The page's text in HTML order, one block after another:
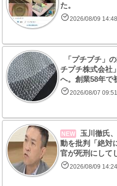
た。
2026/08/09
「プチプチ」
チプチ株式会社
へ。創業58年で
2026/08/07
NEW
玉川徹氏
動を批判「絶対
官が死刑にして
2026/08/09